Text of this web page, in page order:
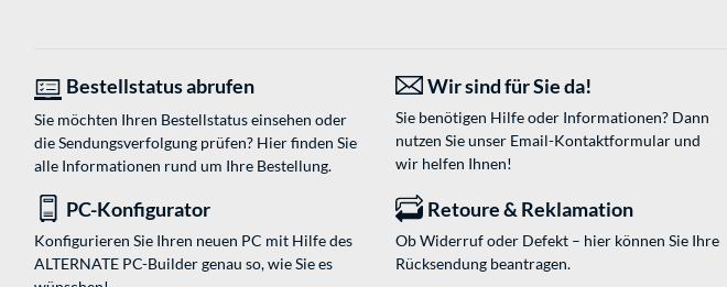
Bestellstatus abrufen
Sie möchten Ihren Bestellstatus einsehen oder
die Sendungsverfolgung prüfen? Hier finden Sie
alle Informationen rund um Ihre Bestellung.
Wir sind für Sie da!
Sie benötigen Hilfe oder Informationen? Dann
nutzen Sie unser Email-Kontaktformularund
wir helfen Ihnen!
PC-Konfigurator
Konfigurieren Sie Ihren neuen PC mit Hilfe des
ALTERNATE PC-Builder genau so, wie Sie es
Retoure & Reklamation
Ob Widerruf oder Defekt – hier können Sie Ihre
Rücksendung beantragen.